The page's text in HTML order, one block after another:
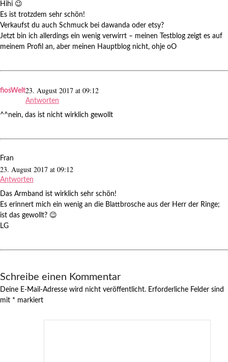
Hihi 😉
Es ist trotzdem sehr schön!
Verkaufst du auch Schmuck bei dawanda oder etsy?
Jetzt bin ich allerdings ein wenig verwirrt – meinen Testblog zeigt es auf
meinem Profil an, aber meinen Hauptblog nicht, ohje oO
fiosWelt23. August 2017 at 09:12
Antworten
^^nein, das ist nicht wirklich gewollt
Fran
23. August 2017 at 09:12
Antworten
Das Armband ist wirklich sehr schön!
Es erinnert mich ein wenig an die Blattbrosche aus der Herr der Ringe;
ist das gewollt? 😉
LG
Schreibe einen Kommentar
Deine E-Mail-Adresse wird nicht veröffentlicht. Erforderliche Felder sind
mit * markiert